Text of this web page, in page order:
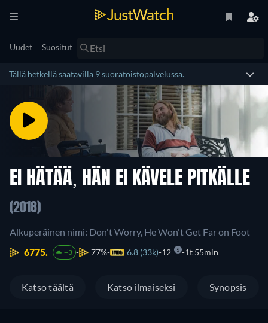
Uudet Suositut
Tällä hetkellä saatavilla 9 suoratoistopalvelussa.
EI HÄTÄÄ, HÄN EI KÄVELE PITKÄLLE
(2018)
Alkuperäinen nimi: Don't Worry, He Won't Get Far on Foot
6775.
+3 77% 6.8 (33k) 12 1t 55min
Katso täältä Katso ilmaiseksi Synopsis